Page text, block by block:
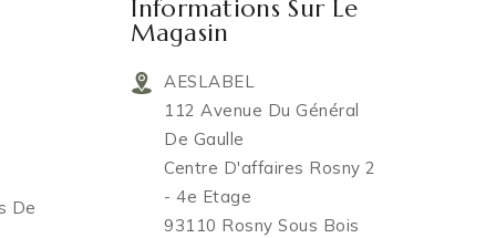
De
Informations Sur Le
Magasin
AESLABEL
112 Avenue Du Général
De Gaulle
Centre D'affaires Rosny 2
- 4e Etage
93110 Rosny Sous Bois